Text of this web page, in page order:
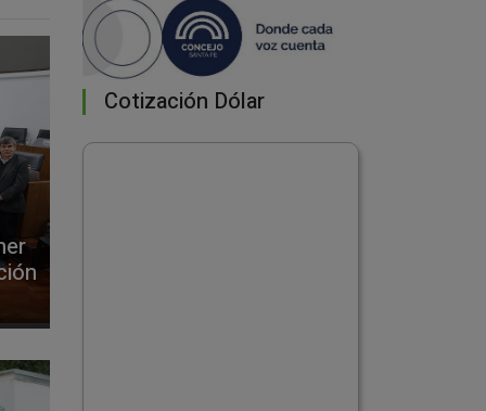
Cotización Dólar